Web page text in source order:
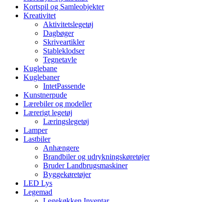
Kortspil og Samleobjekter
Kreativitet
Aktivitetslegetøj
Dagbøger
Skriveartikler
Stableklodser
Tegnetavle
Kuglebane
Kuglebaner
IntetPassende
Kunstnerpude
Lærebiler og modeller
Lærerigt legetøj
Læringslegetøj
Lamper
Lastbiler
Anhængere
Brandbiler og udrykningskøretøjer
Bruder Landbrugsmaskiner
Byggekøretøjer
LED Lys
Legemad